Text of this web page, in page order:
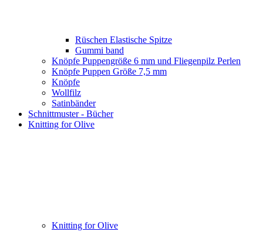
Rüschen Elastische Spitze
Gummi band
Knöpfe Puppengröße 6 mm und Fliegenpilz Perlen
Knöpfe Puppen Größe 7,5 mm
Knöpfe
Wollfilz
Satinbänder
Schnittmuster - Bücher
Knitting for Olive
Knitting for Olive